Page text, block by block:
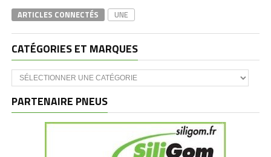
ARTICLES CONNECTÉS UNE
CATÉGORIES ET MARQUES
Catégories
et
PARTENAIRE PNEUS